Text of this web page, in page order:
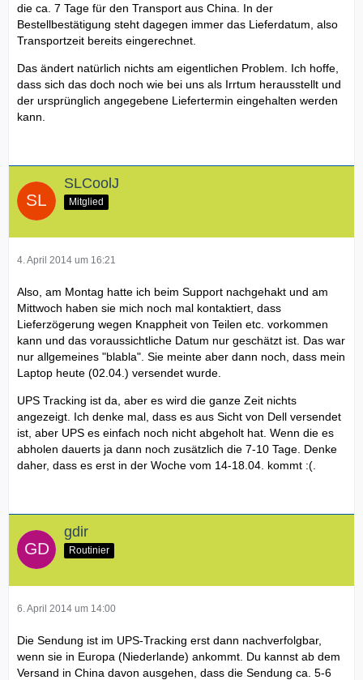
die ca. 7 Tage für den Transport aus China. In der
Bestellbestätigung steht dagegen immer das Lieferdatum, also
Transportzeit bereits eingerechnet.
Das ändert natürlich nichts am eigentlichen Problem. Ich hoffe,
dass sich das doch noch wie bei uns als Irrtum herausstellt und
der ursprünglich angegebene Liefertermin eingehalten werden
kann.
SLCoolJ
Mitglied
4. April 2014 um 16:21
Also, am Montag hatte ich beim Support nachgehakt und am
Mittwoch haben sie mich noch mal kontaktiert, dass
Lieferzögerung wegen Knappheit von Teilen etc. vorkommen
kann und das voraussichtliche Datum nur geschätzt ist. Das war
nur allgemeines "blabla". Sie meinte aber dann noch, dass mein
Laptop heute (02.04.) versendet wurde.
UPS Tracking ist da, aber es wird die ganze Zeit nichts
angezeigt. Ich denke mal, dass es aus Sicht von Dell versendet
ist, aber UPS es einfach noch nicht abgeholt hat. Wenn die es
abholen dauerts ja dann noch zusätzlich die 7-10 Tage. Denke
daher, dass es erst in der Woche vom 14-18.04. kommt :(.
gdir
Routinier
6. April 2014 um 14:00
Die Sendung ist im UPS-Tracking erst dann nachverfolgbar,
wenn sie in Europa (Niederlande) ankommt. Du kannst ab dem
Versand in China davon ausgehen, dass die Sendung ca. 5-6